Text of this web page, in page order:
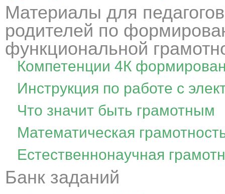
Материалы для
родителей по
функциональной
Компетенции 4К
Инструкция по работе с
Что значит быть грамотным
Математическая
Естественнонаучная
Банк заданий